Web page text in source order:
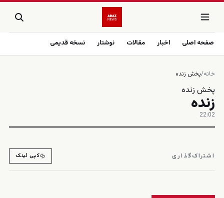
صفحه اصلی اخبار مقالات نوشتار نسخه قدیمی
خانه/پخش زنده
پخش زنده
زنده
22:02
زنده
اشتراک‌گذاری کپی لینک